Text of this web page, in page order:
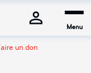
Menu
un don